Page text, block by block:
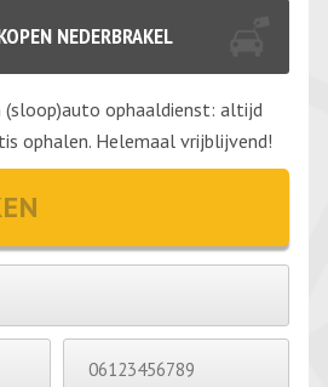
NEDERBRAKEL
(sloop)auto ophaaldienst: altijd
ophalen. Helemaal vrijblijvend!